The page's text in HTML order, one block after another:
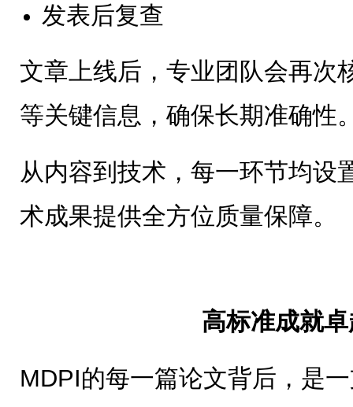
发表后复查
文章上线后，专业团队会再次
等关键信息，确保长期准确性
从内容到技术，每一环节均设
术成果提供全方位质量保障。
高标准成就
MDPI的每一篇论文背后，是